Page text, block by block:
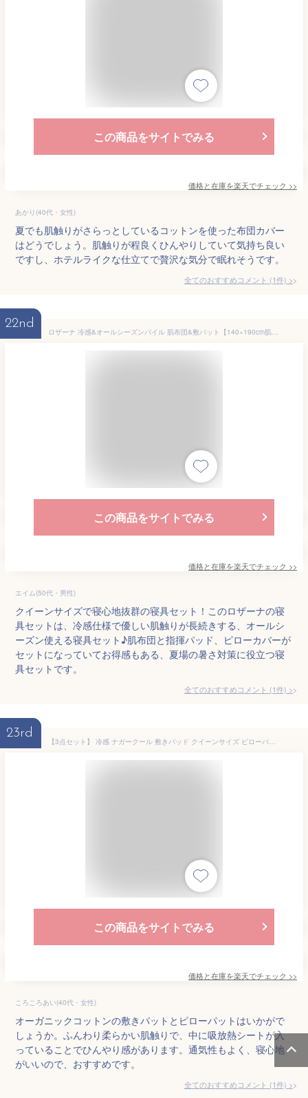
この商品をサイトでみる
価格と在庫を楽天でチェック >>
あかり(40代・女性)
夏でも肌触りがさらっとしているコットンを使った布団カバー
はどうでしょう。肌触りが程良くひんやりしていて気持ち良い
ですし、ホテルライクな仕立てで贅沢な気分で眠れそうです。
全てのおすすめコメント (1件) >
22nd
ロザーナ 冷感&オールシーズンパイル 肌布団&敷パット【140×190cm肌布団1枚・100×200cm敷パット1枚】 2712-053 寝具 布団 ベッド 冬用 夏用 | 関連単語 セミダブル布団 シングル布団 ダブル布団 クイーンサイズ キングサイズ 枕パッド ピローカバー 抱き枕
この商品をサイトでみる
価格と在庫を楽天でチェック >>
エイム(50代・男性)
クイーンサイズで寝心地抜群の寝具セット！このロザーナの寝
具セットは、冷感仕様で優しい肌触りが長続きする、オールシ
ーズン使える寝具セット♪肌布団と指揮パッド、ピローカバーが
セットになっていてお得感もある、夏場の暑さ対策に役立つ寝
具セットです。
全てのおすすめコメント (1件) >
23rd
【3点セット】 冷感 ナガークール 敷きパッド クイーンサイズ ピローパッド 2個 オーガニックコットン ベッド 枕 接触冷感(代引不可)【送料無料】
この商品をサイトでみる
価格と在庫を楽天でチェック >>
ころころあい(40代・女性)
オーガニックコットンの敷きパットとピローパットはいかがで
しょうか。ふんわり柔らかい肌触りで、中に吸放熱シートが入
っていることでひんやり感があります。通気性もよく、寝心地
がいいので、おすすめです。
全てのおすすめコメント (1件) >